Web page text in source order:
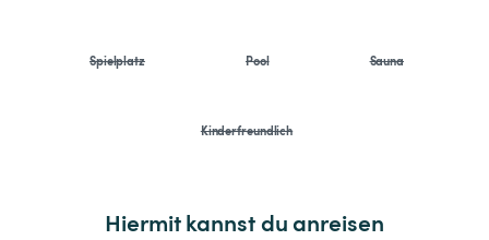
Spielplatz Pool Sauna
Kinderfreundlich
Hiermit kannst du anreisen